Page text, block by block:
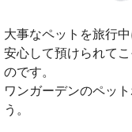
大事なペットを旅行
安心して預けられて
のです。
ワンガーデンのペッ
う。